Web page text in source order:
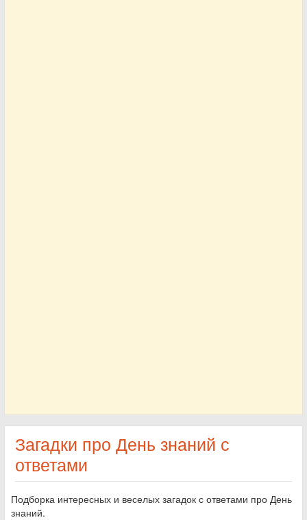
Загадки про День знаний с
ответами
Подборка интересных и веселых загадок с ответами про День
знаний.